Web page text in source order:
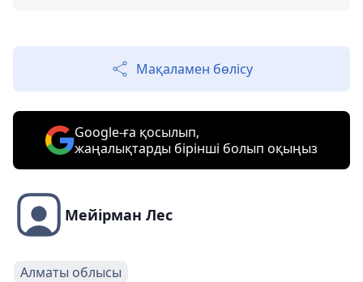
Мақаламен бөлісу
Google-ға қосылып,
жаңалықтарды бірінші болып оқыңыз
Мейірман Лес
Алматы облысы